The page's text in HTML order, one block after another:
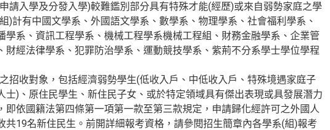
請入學及分發入學)較難鑑別部分具有特殊才能(經歷)或來自弱勢家庭之學
)計有中國文學系、外國語文學系、數學系、物理學系、社會福利學系、
學系、資訊工程學系、機械工程學系機械工程組、財務金融學系、企業管
經法律學系、犯罪防治學系、運動競技學系、紫荊不分系學士學位學程
招收對象，包括經濟弱勢學生(低收入戶、中低收入戶、特殊境遇家庭子
)、原住民學生、新住民子女、或於特定領域具有傑出表現或具發展潛力
依國籍法第四條第一項第一款至第三款規定，申請歸化經許可之外國人
19名新住民生。前開詳細報考資格，請參閱招生簡章內各學系(組)報考